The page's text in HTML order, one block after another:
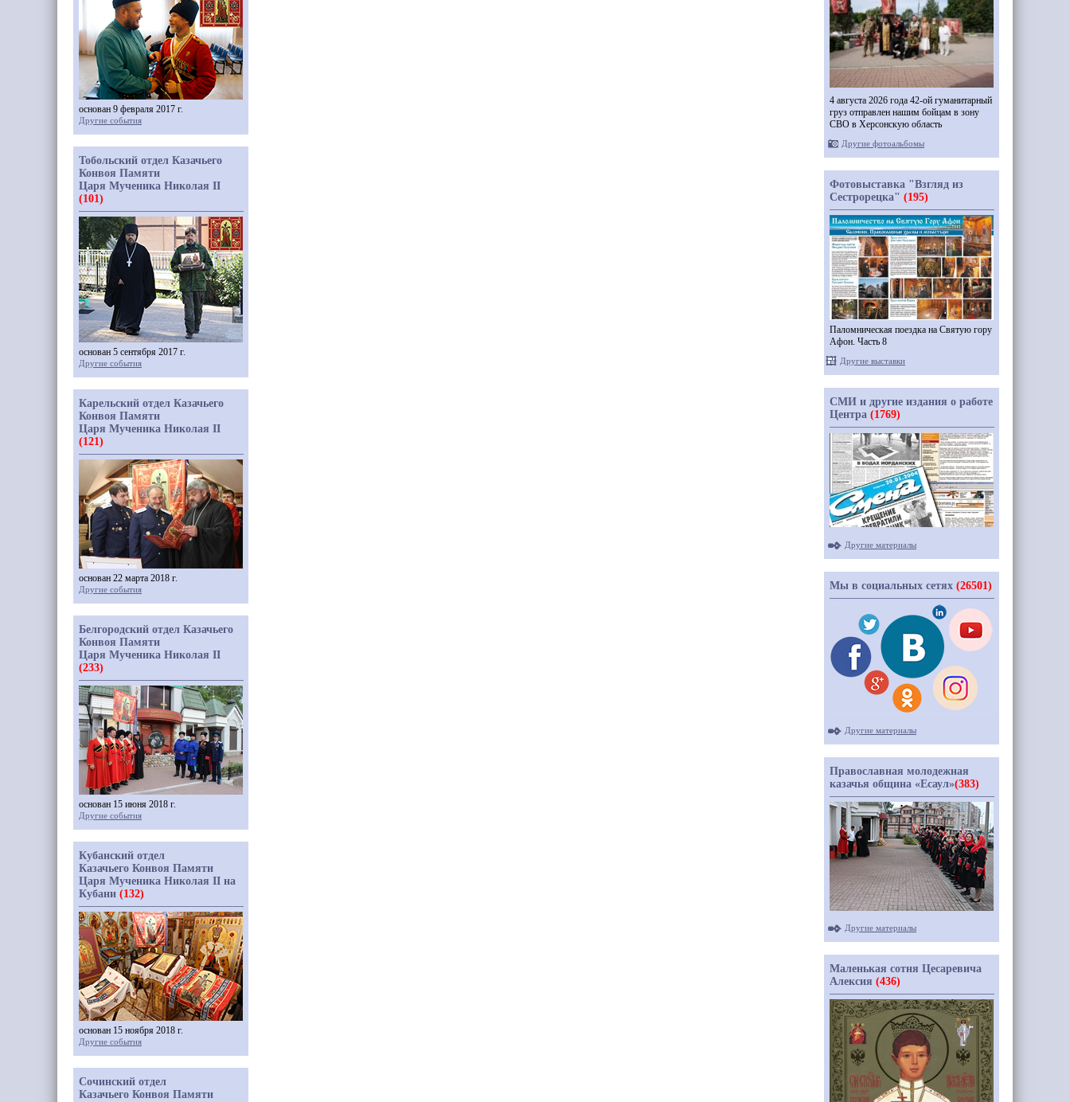
основан 9 февраля 2017 г.
Другие события
Тобольский отдел Казачьего
Конвоя Памяти
Царя Мученика Николая II
(101)
основан 5 сентября 2017 г.
Другие события
Карельский отдел Казачьего
Конвоя Памяти
Царя Мученика Николая II
(121)
основан 22 марта 2018 г.
Другие события
Белгородский отдел Казачьего
Конвоя Памяти
Царя Мученика Николая II
(233)
основан 15 июня 2018 г.
Другие события
Кубанский отдел
Казачьего Конвоя Памяти
Царя Мученика Николая II на
Кубани (132)
основан 15 ноября 2018 г.
Другие события
Сочинский отдел
Казачьего Конвоя Памяти
4 августа 2026 года 42-ой гуманитарный
груз отправлен нашим бойцам в зону
СВО в Херсонскую область
Другие фотоальбомы
Фотовыставка "Взгляд из
Сестрорецка" (195)
Паломническая поездка на Святую гору
Афон. Часть 8
Другие выставки
СМИ и другие издания о работе
Центра (1769)
Другие материалы
Мы в социальных сетях (26501)
Другие материалы
Православная молодежная
казачья община «Есаул»(383)
Другие материалы
Маленькая сотня Цесаревича
Алексия (436)